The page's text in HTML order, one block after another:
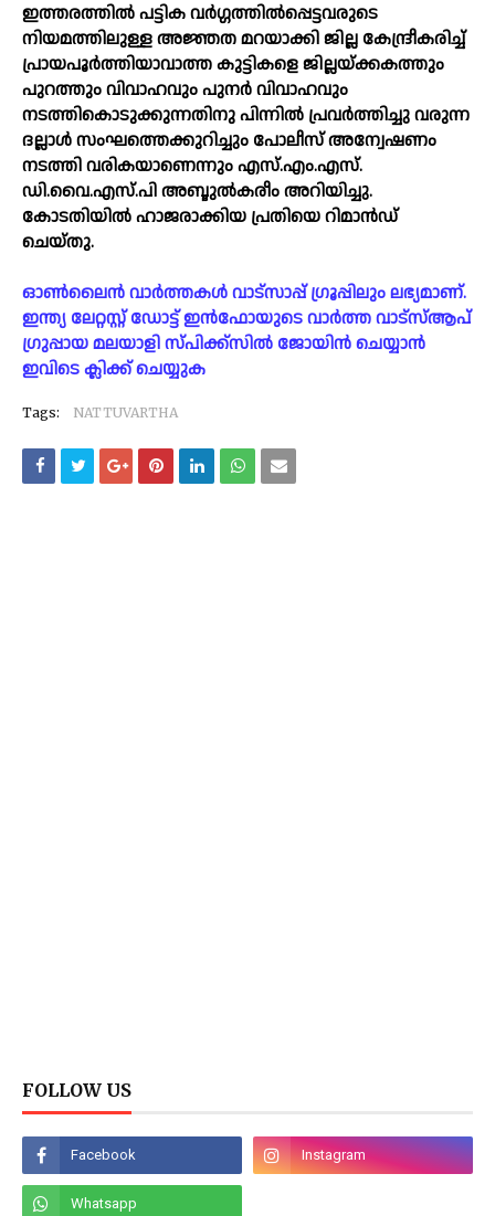
ഇത്തരത്തില്‍ പട്ടിക വര്‍ഗ്ഗത്തില്‍പ്പെട്ടവരുടെ
നിയമത്തിലുള്ള അജ്ഞത മറയാക്കി ജില്ല കേന്ദ്രീകരിച്ച്‌
പ്രായപൂര്‍ത്തിയാവാത്ത കുട്ടികളെ ജില്ലയ്ക്കകത്തും
പുറത്തും വിവാഹവും പുനര്‍ വിവാഹവും
നടത്തികൊടുക്കുന്നതിനു പിന്നില്‍ പ്രവര്‍ത്തിച്ചു വരുന്ന
ദല്ലാള്‍ സംഘത്തെക്കുറിച്ചും പോലീസ് അന്വേഷണം
നടത്തി വരികയാണെന്നും എസ്.എം.എസ്.
ഡി.വൈ.എസ്.പി അബ്ദുല്‍കരീം അറിയിച്ചു.
കോടതിയില്‍ ഹാജരാക്കിയ പ്രതിയെ റിമാന്‍ഡ്
ചെയ്തു.
ഓൺലൈൻ വാർത്തകൾ വാട്സാപ്പ് ഗ്രൂപ്പിലും ലഭ്യമാണ്.
ഇന്ത്യ ലേറ്റസ്റ്റ് ഡോട്ട് ഇൻഫോയുടെ വാർത്ത വാട്സ്ആപ്
ഗ്രുപ്പായ മലയാളി സ്പിക്ക്സിൽ ജോയിൻ ചെയ്യാൻ
ഇവിടെ ക്ലിക്ക് ചെയ്യുക
Tags: NATTUVARTHA
FOLLOW US